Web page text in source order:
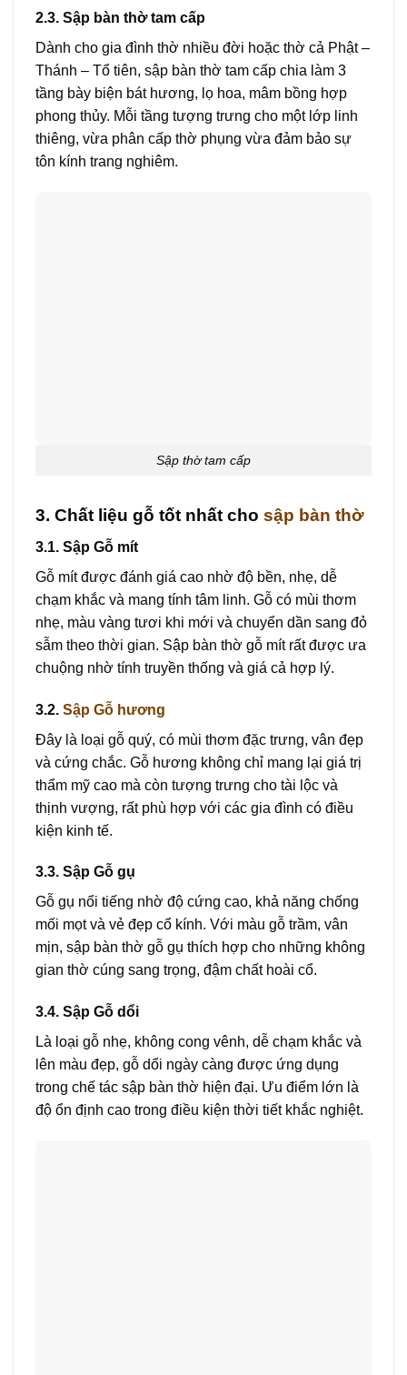
2.3. Sập bàn thờ tam cấp
Dành cho gia đình thờ nhiều đời hoặc thờ cả Phật –
Thánh – Tổ tiên, sập bàn thờ tam cấp chia làm 3
tầng bày biện bát hương, lọ hoa, mâm bồng hợp
phong thủy. Mỗi tầng tượng trưng cho một lớp linh
thiêng, vừa phân cấp thờ phụng vừa đảm bảo sự
tôn kính trang nghiêm.
Sập thờ tam cấp
3. Chất liệu gỗ tốt nhất cho sập bàn thờ
3.1. Sập Gỗ mít
Gỗ mít được đánh giá cao nhờ độ bền, nhẹ, dễ
chạm khắc và mang tính tâm linh. Gỗ có mùi thơm
nhẹ, màu vàng tươi khi mới và chuyển dần sang đỏ
sẫm theo thời gian. Sập bàn thờ gỗ mít rất được ưa
chuộng nhờ tính truyền thống và giá cả hợp lý.
3.2. Sập Gỗ hương
Đây là loại gỗ quý, có mùi thơm đặc trưng, vân đẹp
và cứng chắc. Gỗ hương không chỉ mang lại giá trị
thẩm mỹ cao mà còn tượng trưng cho tài lộc và
thịnh vượng, rất phù hợp với các gia đình có điều
kiện kinh tế.
3.3. Sập Gỗ gụ
Gỗ gụ nổi tiếng nhờ độ cứng cao, khả năng chống
mối mọt và vẻ đẹp cổ kính. Với màu gỗ trầm, vân
mịn, sập bàn thờ gỗ gụ thích hợp cho những không
gian thờ cúng sang trọng, đậm chất hoài cổ.
3.4. Sập Gỗ dổi
Là loại gỗ nhẹ, không cong vênh, dễ chạm khắc và
lên màu đẹp, gỗ dổi ngày càng được ứng dụng
trong chế tác sập bàn thờ hiện đại. Ưu điểm lớn là
độ ổn định cao trong điều kiện thời tiết khắc nghiệt.